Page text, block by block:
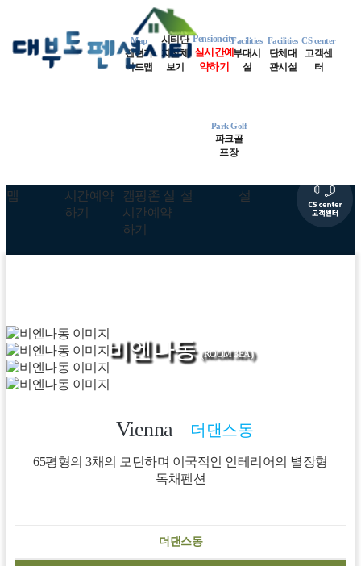
Map
펜션가
이드맵
Map
시티단
지전체
보기
Pensioncity
실시간예
약하기
Facilities
부대시
설
Facilities
단체대
관시설
CS center
고객센
터
Park Golf
파크골
프장
런던동
로마동 네덜란드동 스위스동
비엔나동 (ROOM 3EA)
비엔나동 (ROOM 3EA)
비엔나동 (ROOM 3EA)
비엔나동 (ROOM 3EA)
Vienna 더댄스동
65평형의 3채의 모던하며 이국적인 인테리어의 별장형
독채펜션
더댄스동